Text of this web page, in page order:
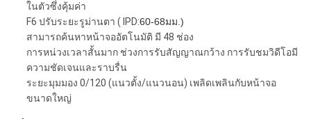
ในตัวซึ่งคุ้มค่า
F6 ปรับระยะรูม่านตา ( IPD:60-68มม.)
สามารถค้นหาหน้าจออัตโนมัติ มี 48 ช่อง
การหน่วงเวลาสั้นมาก ช่วงการรับสัญญาณกว้าง การรับชมวิดีโอมี
ความชัดเจนและราบรื่น
ระยะมุมมอง 0/120 (แนวตั้ง/แนวนอน) เพลิดเพลินกับหน้าจอ
ขนาดใหญ่